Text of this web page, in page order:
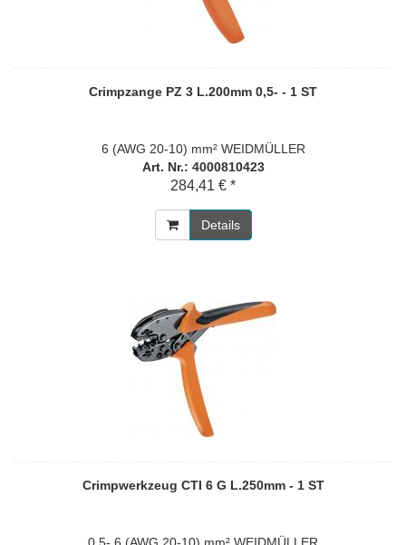
Crimpzange PZ 3 L.200mm 0,5- - 1 ST
6 (AWG 20-10) mm² WEIDMÜLLER
Art. Nr.: 4000810423
284,41 € *
Details
Crimpwerkzeug CTI 6 G L.250mm - 1 ST